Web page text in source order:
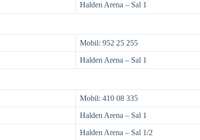
Halden Arena – Sal 1
Mobil: 952 25 255
Halden Arena – Sal 1
Mobil: 410 08 335
Halden Arena – Sal 1
Halden Arena – Sal 1/2